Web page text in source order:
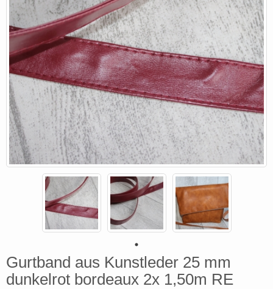
Gurtband aus Kunstleder 25 mm
dunkelrot bordeaux 2x 1,50m RE